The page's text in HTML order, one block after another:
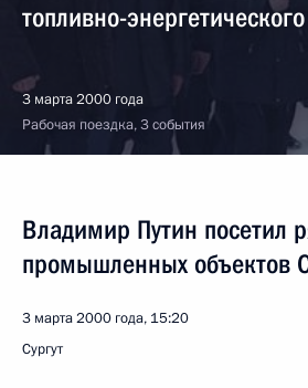
топливно-
3 марта 2000 года
Рабочая поездка, 3 события
Владимир Путин посетил
промышленных объектов
3 марта 2000 года, 15:20
Сургут